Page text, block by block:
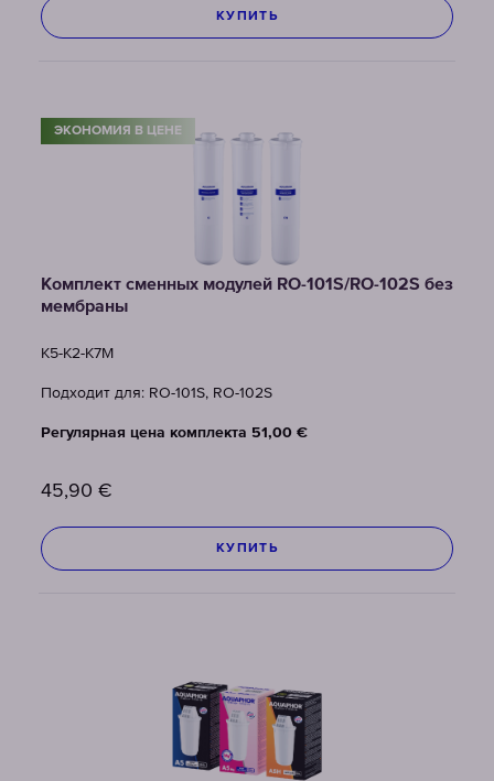
КУПИТЬ
ЭКОНОМИЯ В ЦЕНЕ
Комплект сменных модулей RO-101S/RO-102S без
мембраны
K5-K2-K7M
Подходит для: RO-101S, RO-102S
Регулярная цена комплекта 51,00 €
45,90 €
КУПИТЬ